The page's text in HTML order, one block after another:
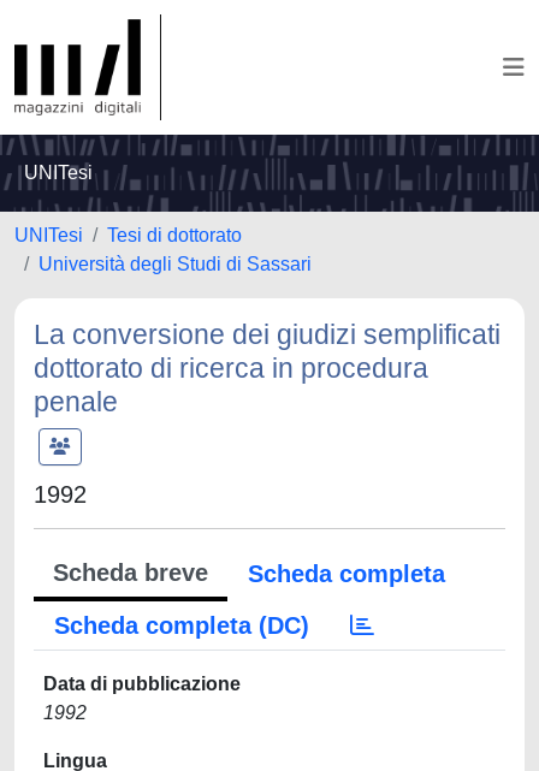
UNITesi
UNITesi
Tesi di dottorato
Università degli Studi di Sassari
La conversione dei giudizi semplificati
dottorato di ricerca in procedura
penale
1992
Scheda breve
Scheda completa
Scheda completa (DC)
Data di pubblicazione
1992
Lingua